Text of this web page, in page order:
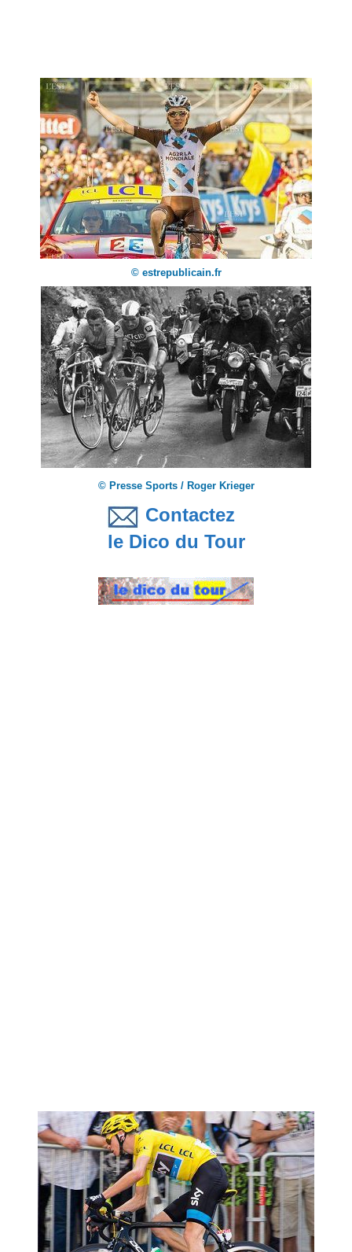
© estrepublicain.fr
© Presse Sports / Roger Krieger
Contactez
le Dico du Tour